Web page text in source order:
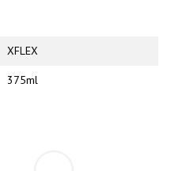
XFLEX
375ml